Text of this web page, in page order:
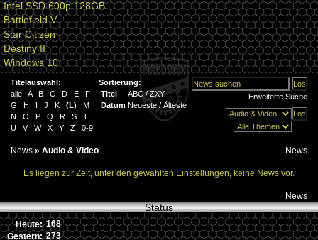
Intel SSD 600p 128GB
Battlefield V
Star Citizen
Destiny II
Windows 10
Titelauswahl:
alle
A B C D E
F
G
H I J K (L)
M
N
O P Q R S
T
U
V W X Y Z 0-9
Sortierung:
Titel
ABC/ZXY
Datum Neueste / Älteste
Erweiterte Suche
News » Audio & Video News
Es liegen zur Zeit, unter den gewählten Einstellungen, keine News vor.
News
Status
Heute: 168
Gestern: 273